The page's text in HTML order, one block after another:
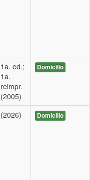
1a. ed.;
1a.
reimpr.
(2005)
Domicilio
(2026) Domicilio